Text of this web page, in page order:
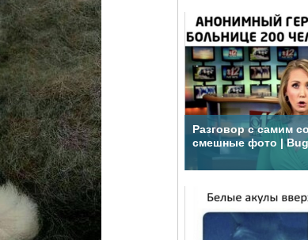
Разговор с самим
смешные фото |